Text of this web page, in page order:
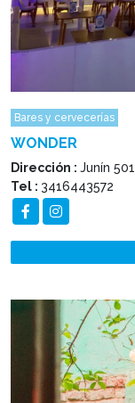
Bares y cervecerías
WONDER
Dirección : Junín
Tel : 3416443572